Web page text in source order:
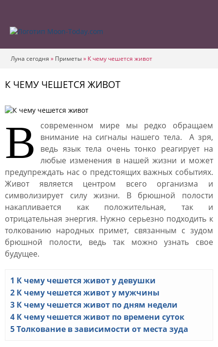
Луна сегодня » Приметы» К чему чешется живот
К ЧЕМУ ЧЕШЕТСЯ ЖИВОТ
В
современном мире мы редко обращаем
внимание на сигналы нашего тела. А зря,
ведь язык тела очень тонко реагирует на
любые изменения в нашей жизни и может
предупреждать нас о предстоящих важных событиях.
Живот является центром всего организма и
символизирует силу жизни. В брюшной полости
накапливается как положительная, так и
отрицательная энергия. Нужно серьезно подходить к
толкованию народных примет, связанным с зудом
брюшной полости, ведь так можно узнать свое
будущее.
1 К чему чешется живот у девушки
2 К чему чешется живот у мужчины
3 К чему чешется живот по дням недели
4 К чему чешется живот по времени суток
5Толкование в зависимости от места зуда